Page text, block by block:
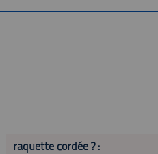
raquette cordée ? :